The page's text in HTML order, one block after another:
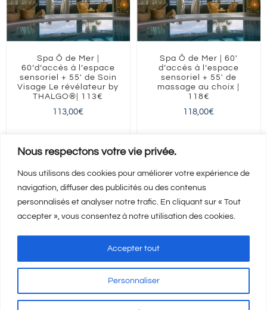
Nous respectons votre vie privée.
Nous utilisons des cookies pour améliorer votre expérience de
navigation, diffuser des publicités ou des contenus
personnalisés et analyser notre trafic. En cliquant sur « Tout
accepter », vous consentez à notre utilisation des cookies.
Personnaliser
Accepter tout
Spa Ô de Mer |
60’d’accès à l’espace
sensoriel + 55′ de Soin
Visage Le révélateur by
THALGO®| 113€
113,00€
Ajouter au panier
Détails
Spa Ô de Mer | 60′
d’accès à l’espace
sensoriel + 55′ de
massage au choix |
118€
118,00€
Ajouter au panier
Détails
Mentions Légales-CGV-A propos© Copyright2026 | Visicod -